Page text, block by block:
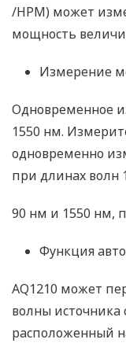
/HPM) может
мощность
Измерение
Одновременное
1550 нм.
одновременно
при длинах волн
90 нм и 1550 нм,
Функция
AQ1210 может
волны источника
расположенный